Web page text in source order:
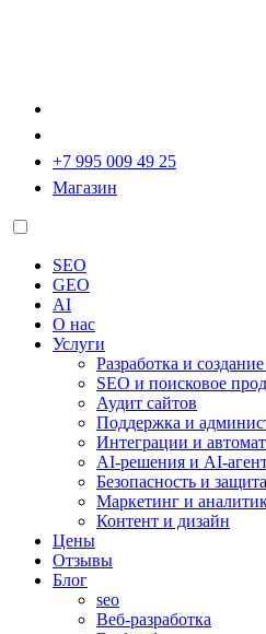
+7 995 009 49 25
Магазин
SEO
GEO
AI
О нас
Услуги
Разработка и
SEO и поисковое
Аудит сайтов
Поддержка и
Интеграции и
AI-решения и AI-
Безопасность и защита
Маркетинг и
Контент и дизайн
Цены
Отзывы
Блог
seo
Веб-разработка